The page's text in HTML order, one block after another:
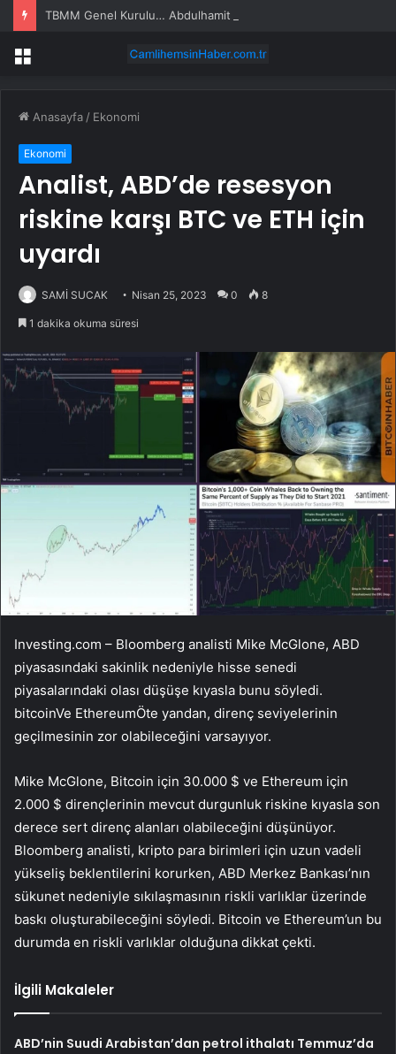
Menü
Anasayfa / Ekonomi
Ekonomi
Analist, ABD’de resesyon
riskine karşı BTC ve ETH için
uyardı
SAMİ SUCAK Nisan 25, 2023 0 8
1 dakika okuma süresi
Investing.com – Bloomberg analisti Mike McGlone, ABD
piyasasındaki sakinlik nedeniyle hisse senedi
piyasalarındaki olası düşüşe kıyasla bunu söyledi.
bitcoinVe EthereumÖte yandan, direnç seviyelerinin
geçilmesinin zor olabileceğini varsayıyor.
Mike McGlone, Bitcoin için 30.000 $ ve Ethereum için
2.000 $ dirençlerinin mevcut durgunluk riskine kıyasla son
derece sert direnç alanları olabileceğini düşünüyor.
Bloomberg analisti, kripto para birimleri için uzun vadeli
yükseliş beklentilerini korurken, ABD Merkez Bankası’nın
sükunet nedeniyle sıkılaşmasının riskli varlıklar üzerinde
baskı oluşturabileceğini söyledi. Bitcoin ve Ethereum’un bu
durumda en riskli varlıklar olduğuna dikkat çekti.
İlgili Makaleler
ABD’nin Suudi Arabistan’dan petrol ithalatı Temmuz’da